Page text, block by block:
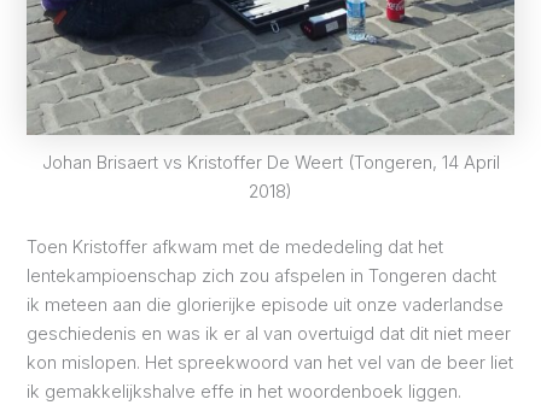
Johan Brisaert vs Kristoffer De Weert (Tongeren, 14 April
2018)
Toen Kristoffer afkwam met de mededeling dat het
lentekampioenschap zich zou afspelen in Tongeren dacht
ik meteen aan die glorierijke episode uit onze vaderlandse
geschiedenis en was ik er al van overtuigd dat dit niet meer
kon mislopen. Het spreekwoord van het vel van de beer liet
ik gemakkelijkshalve effe in het woordenboek liggen.